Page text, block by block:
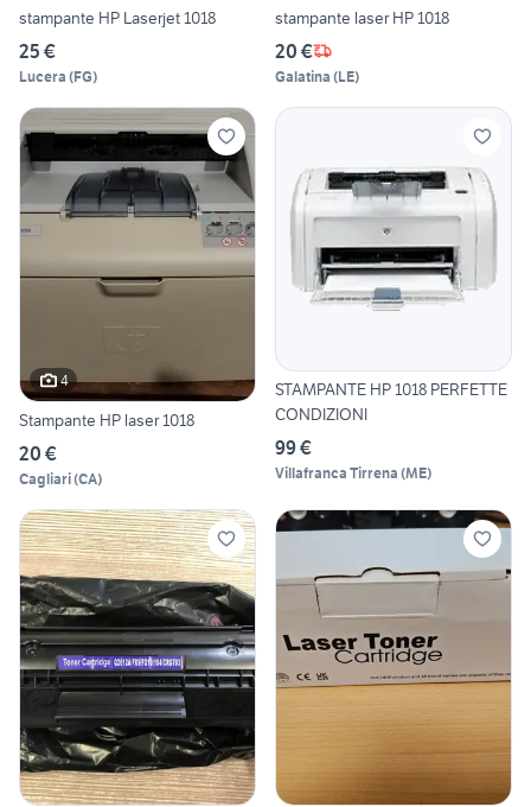
stampante HP Laserjet 1018
25 €
Lucera (FG)
stampante laser HP 1018
20 €
Galatina (LE)
4
Stampante HP laser 1018
20 €
Cagliari(CA)
STAMPANTE HP 1018 PERFETTE
CONDIZIONI
99 €
Villafranca Tirrena (ME)